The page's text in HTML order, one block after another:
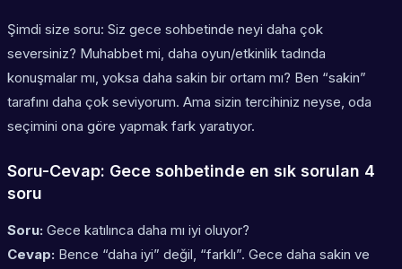
Şimdi size soru: Siz gece sohbetinde neyi daha çok
seversiniz? Muhabbet mi, daha oyun/etkinlik tadında
konuşmalar mı, yoksa daha sakin bir ortam mı? Ben “sakin”
tarafını daha çok seviyorum. Ama sizin tercihiniz neyse, oda
seçimini ona göre yapmak fark yaratıyor.
Soru-Cevap: Gece sohbetinde en sık sorulan 4
soru
Soru: Gece katılınca daha mı iyi oluyor?
Cevap: Bence “daha iyi” değil, “farklı”. Gece daha sakin ve